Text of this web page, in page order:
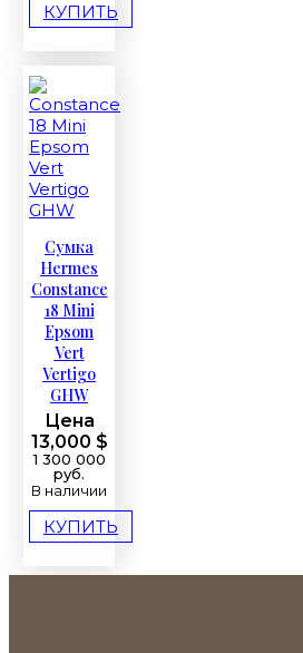
КУПИТЬ
Сумка
Hermes
Constance
18 Mini
Epsom
Vert
Vertigo
GHW
Цена
13,000 $
1 300 000
руб.
В наличии
КУПИТЬ